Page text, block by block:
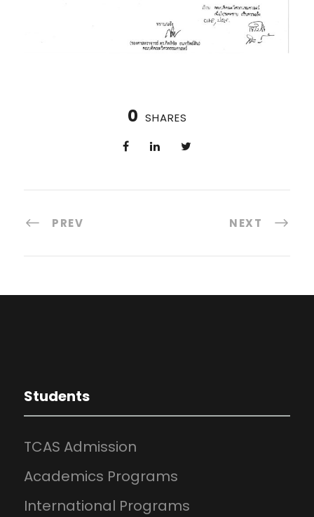
0 SHARES
PREV NEXT
Students
TCAS Admission
Academics Programs
International Programs